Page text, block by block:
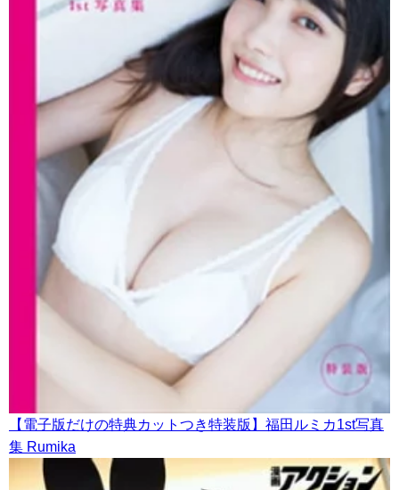
【電子版だけの特典カットつき特装版】福田ルミカ1st写真
集 Rumika